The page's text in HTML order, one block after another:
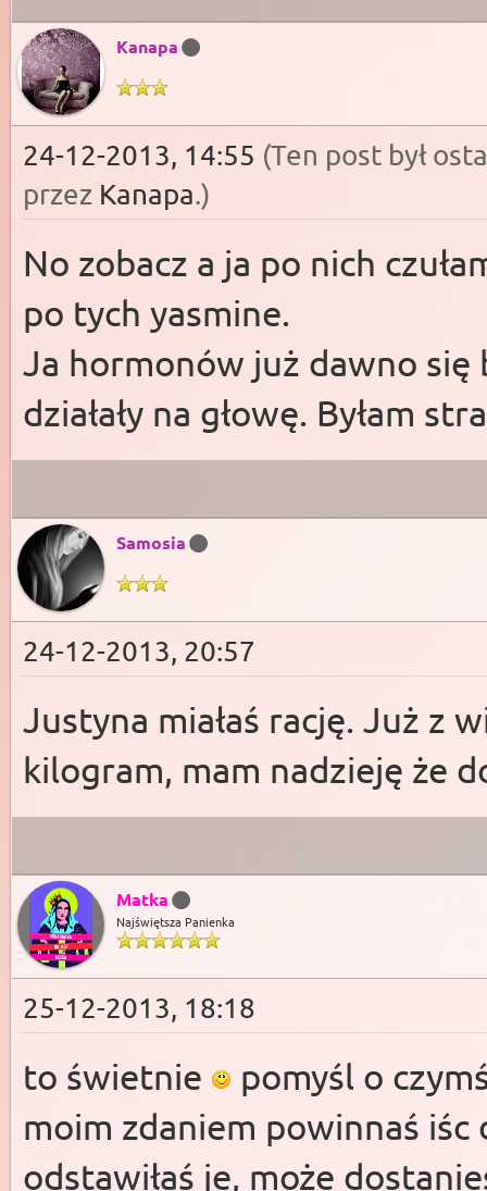
Kanapa
24-12-2013, 14:55 (Ten post był
przez Kanapa.)
No zobacz a ja po nich
po tych yasmine.
Ja hormonów już dawno się
działały na głowę. Byłam
Samosia
24-12-2013, 20:57
Justyna miałaś rację. Już z
kilogram, mam nadzieję że
Matka
Najświętsza Panienka
25-12-2013, 18:18
to świetnie
pomyśl o
moim zdaniem powinnaś
odstawiłaś je, może